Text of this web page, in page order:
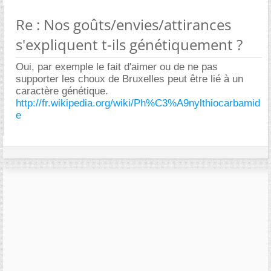
Re : Nos goûts/envies/attirances
s'expliquent t-ils génétiquement ?
Oui, par exemple le fait d'aimer ou de ne pas
supporter les choux de Bruxelles peut être lié à un
caractère génétique.
http://fr.wikipedia.org/wiki/Ph%C3%A9nylthiocarbamid
e